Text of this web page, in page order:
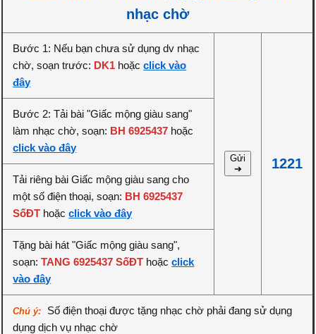
nhạc chờ
Bước 1: Nếu bạn chưa sử dụng dv nhạc
chờ, soạn trước: DK1 hoặcclick vào
đây
Gửi
➔
1221
Bước 2: Tải bài "Giấc mộng giàu sang"
làm nhạc chờ, soạn: BH 6925437 hoặc
click vào đây
Tải riêng bài Giấc mộng giàu sang cho
một số điện thoại, soạn: BH 6925437
SốĐT hoặcclick vào đây
Tặng bài hát "Giấc mộng giàu sang",
soạn:TANG 6925437 SốĐT hoặcclick
vào đây
Chú ý:
Số điện thoại được tặng nhạc chờ phải đang sử dụng
dụng dịch vụ nhạc chờ